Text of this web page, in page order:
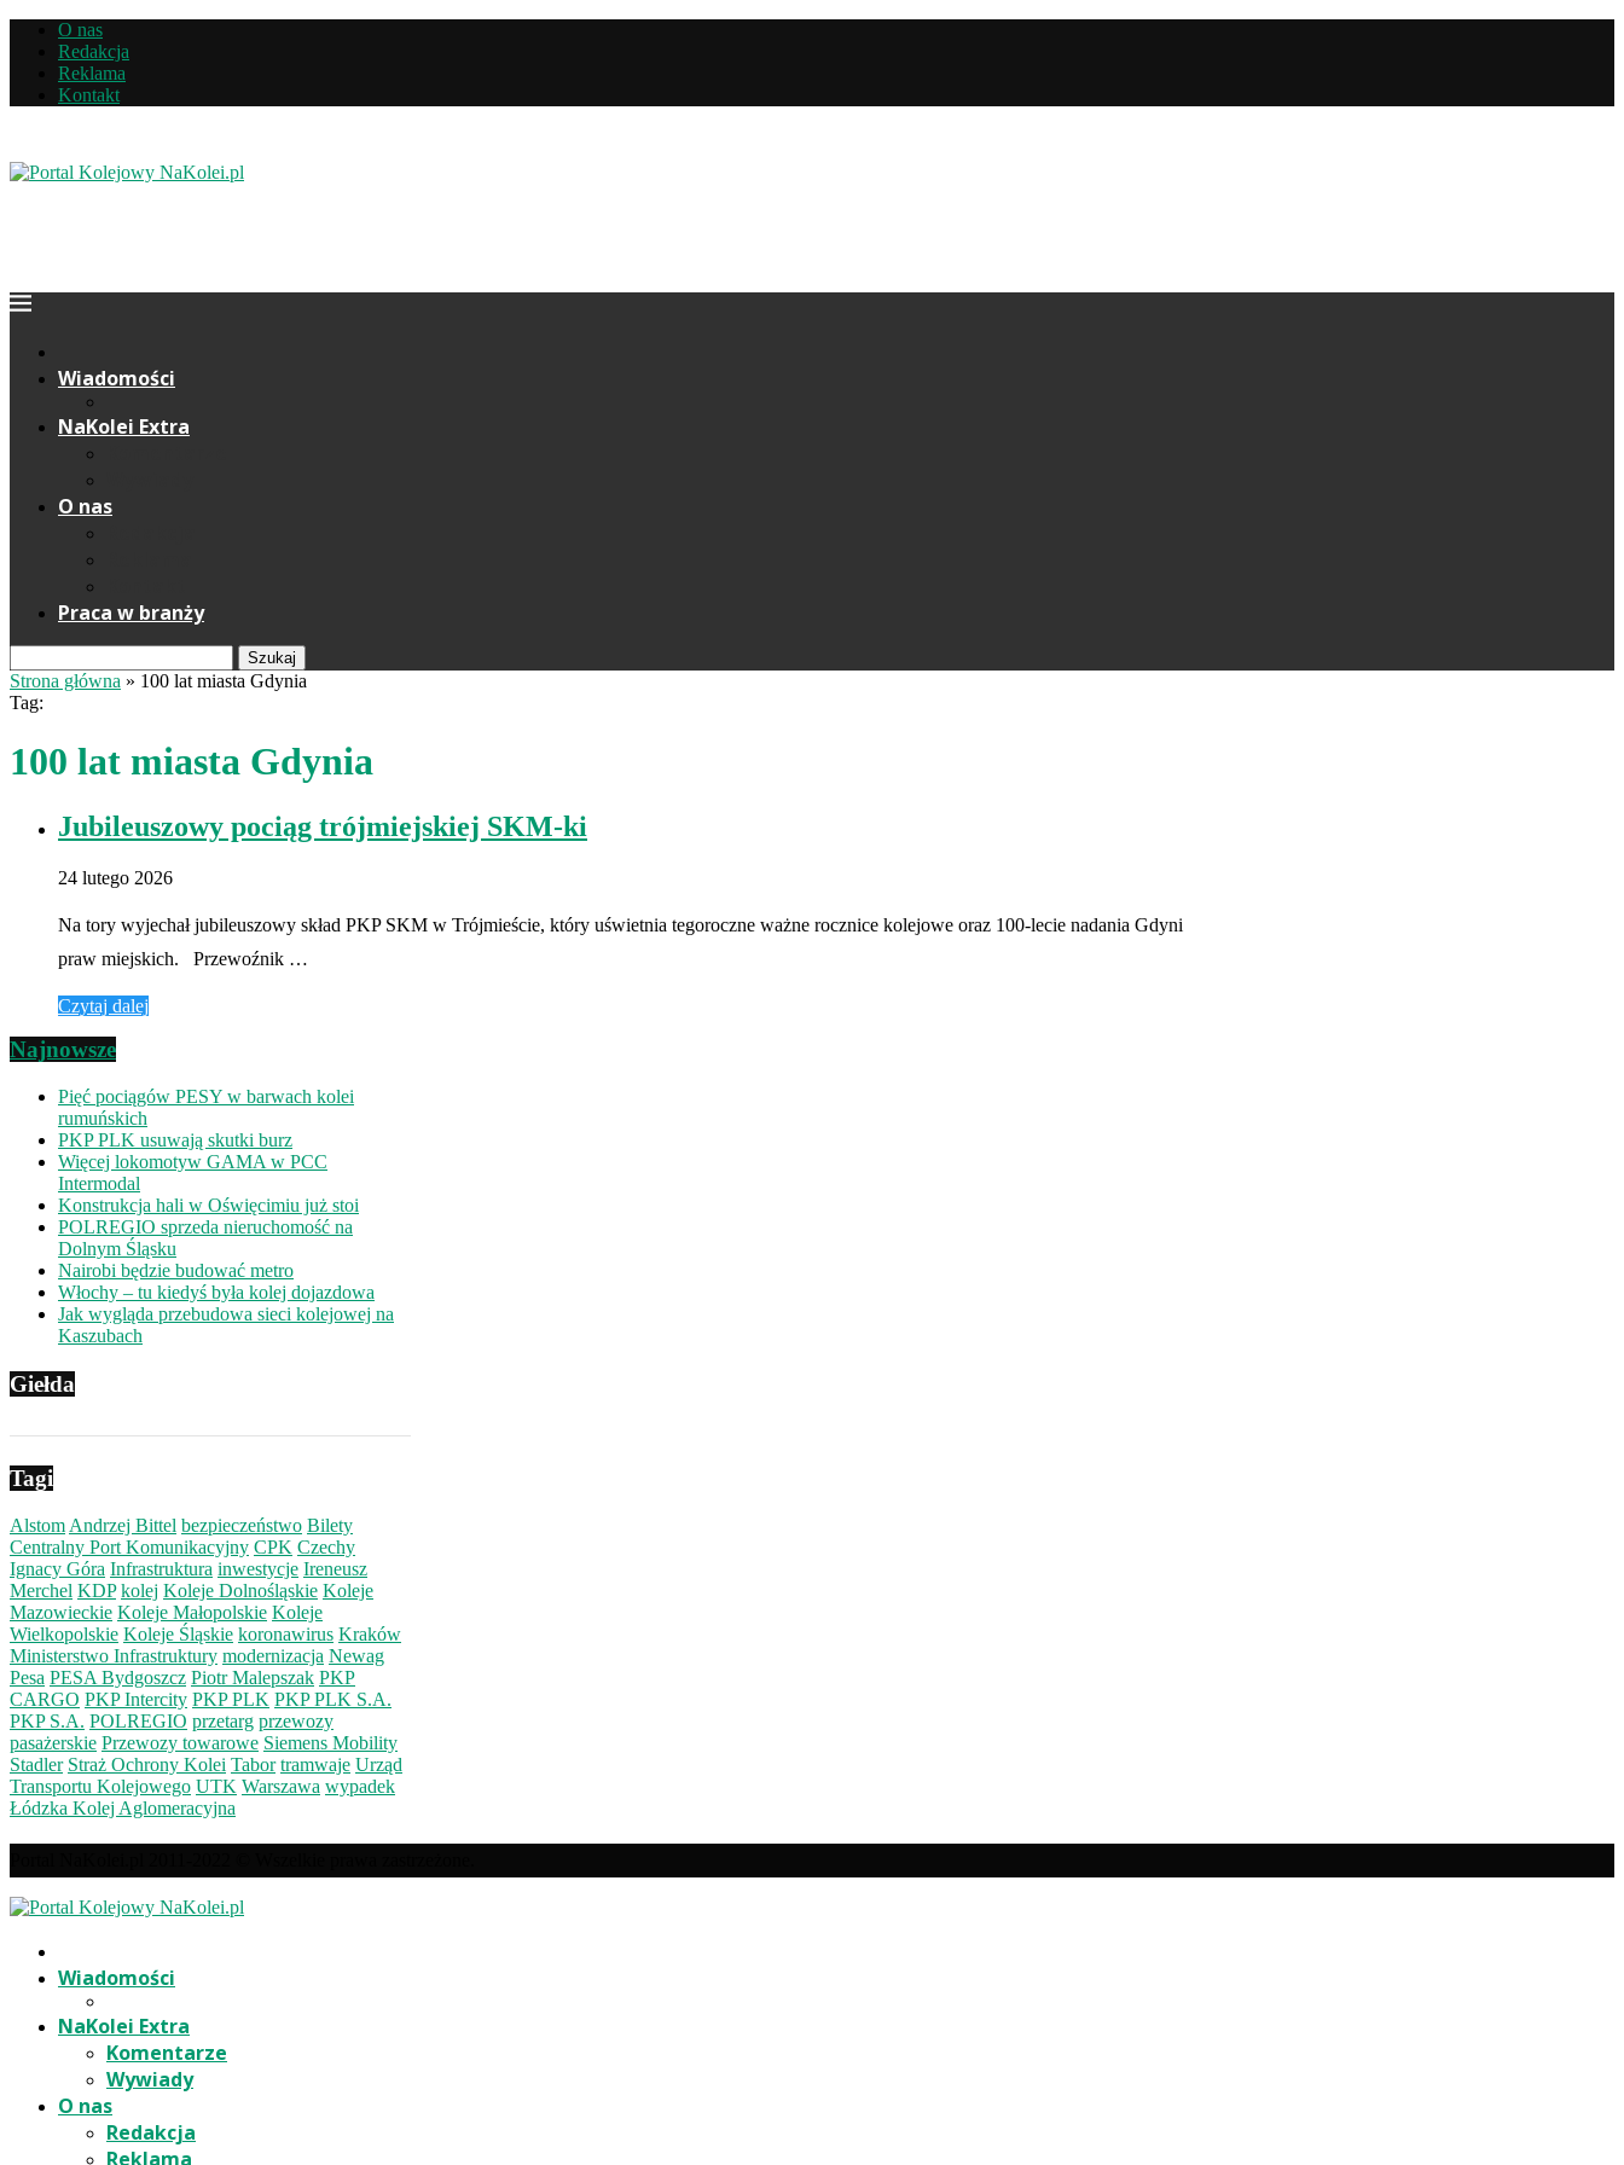
O nas
Redakcja
Reklama
Kontakt
Wiadomości
NaKolei Extra
O nas
Praca w branży
Szukaj
Strona główna » 100 lat miasta Gdynia
Tag:
100 lat miasta Gdynia
Jubileuszowy pociąg trójmiejskiej SKM-ki
24 lutego 2026
Na tory wyjechał jubileuszowy skład PKP SKM w Trójmieście, który uświetnia tegoroczne ważne rocznice kolejowe oraz 100-lecie nadania Gdyni
praw miejskich. Przewoźnik …
Czytaj dalej
Najnowsze
Pięć pociągów PESY w barwach kolei
rumuńskich
PKP PLK usuwają skutki burz
Więcej lokomotyw GAMA w PCC
Intermodal
Konstrukcja hali w Oświęcimiu już stoi
POLREGIO sprzeda nieruchomość na
Dolnym Śląsku
Nairobi będzie budować metro
Włochy – tu kiedyś była kolej dojazdowa
Jak wygląda przebudowa sieci kolejowej na
Kaszubach
Giełda
Tagi
Alstom Andrzej Bittel bezpieczeństwo Bilety
Centralny Port Komunikacyjny CPK Czechy
Ignacy Góra Infrastruktura inwestycje Ireneusz
Merchel KDP kolej Koleje Dolnośląskie Koleje
Mazowieckie Koleje Małopolskie Koleje
Wielkopolskie Koleje Śląskie koronawirus Kraków
Ministerstwo Infrastruktury modernizacja Newag
Pesa PESA Bydgoszcz Piotr Malepszak PKP
CARGO PKP Intercity PKP PLK PKP PLK S.A.
PKP S.A. POLREGIO przetarg przewozy
pasażerskie Przewozy towarowe Siemens Mobility
Stadler Straż Ochrony Kolei Tabor tramwaje Urząd
Transportu Kolejowego UTK Warszawa wypadek
Łódzka Kolej Aglomeracyjna
Wiadomości
NaKolei Extra
Komentarze
Wywiady
O nas
Redakcja
Reklama